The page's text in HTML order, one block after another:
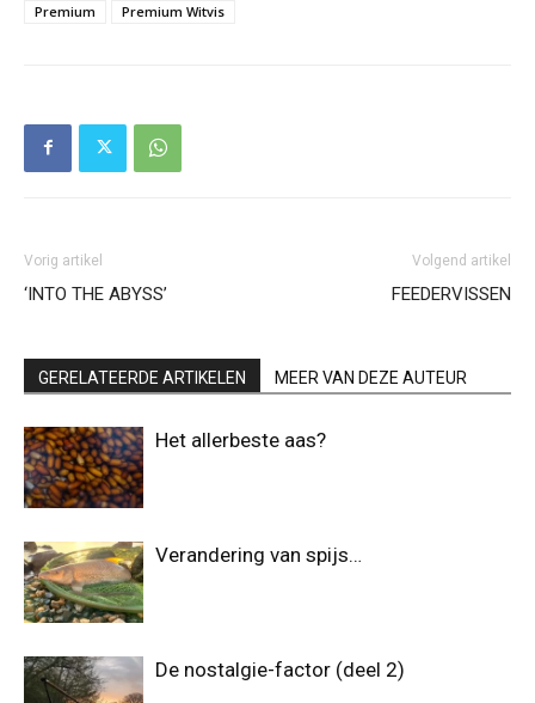
Premium
Premium Witvis
Vorig artikel
‘INTO THE ABYSS’
Volgend artikel
FEEDERVISSEN
GERELATEERDE ARTIKELEN MEER VAN DEZE AUTEUR
Het allerbeste aas?
Verandering van spijs…
De nostalgie-factor (deel 2)